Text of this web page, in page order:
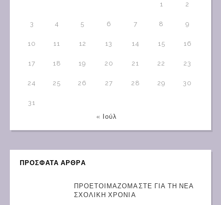
1 2
3 4 5 6 7 8 9
10 11 12 13 14 15 16
17 18 19 20 21 22 23
24 25 26 27 28 29 30
31
« Ιούλ
ΠΡΟΣΦΑΤΑ ΑΡΘΡΑ
ΠΡΟΕΤΟΙΜΑΖΟΜΑΣΤΕ ΓΙΑ ΤΗ ΝΕΑ
ΣΧΟΛΙΚΗ ΧΡΟΝΙΑ